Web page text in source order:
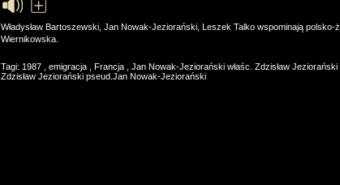
Władysław Bartoszewski, Jan Nowak-Jeziorański, Leszek Talko wspominają
Wiernikowska.
Tagi: 1987 emigracja Francja Jan Nowak-Jeziorański właśc. Zdzisław Jeziorański
Zdzisław Jeziorański pseud.Jan Nowak-Jeziorański